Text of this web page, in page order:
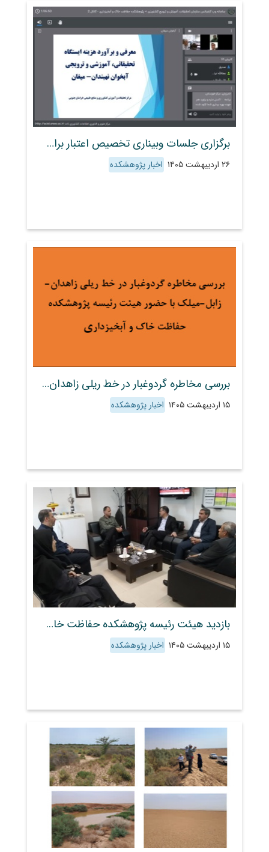
برگزاری جلسات وبیناری تخصیص اعتبار برای آبخوان‌های خوزستان و خراسان جنوبی با تأکید بر مستندسازی و استفاده از ظرفیت بخش خصوصی
۲۶ اردیبهشت ۱۴۰۵ اخبار پژوهشکده
بررسی مخاطره گردوغبار در خط ریلی زاهدان-زابل-میلک با حضور هیئت رئیسه پژوهشکده حفاظت خاک و آبخیزداری
۱۵ اردیبهشت ۱۴۰۵ اخبار پژوهشکده
بازدید هیئت رئیسه پژوهشکده حفاظت خاک و آبخیزداری از سازمان بنادر و بررسی محورهای همکاری تخصصی در حوزه سواحل
۱۵ اردیبهشت ۱۴۰۵ اخبار پژوهشکده